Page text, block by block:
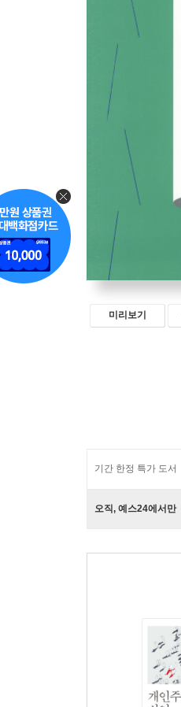
미리보기
기간 한정 특가 도서
오직, 예스24에서만